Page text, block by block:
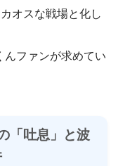
オスな戦場と化し
んファンが求めてい
「吐息」と波